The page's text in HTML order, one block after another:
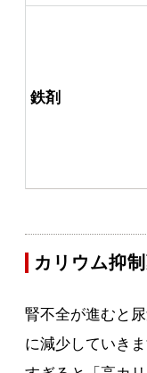
鉄剤
カリウム抑
腎不全が進むと
に減少していき